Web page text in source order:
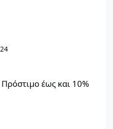
έως και 10%